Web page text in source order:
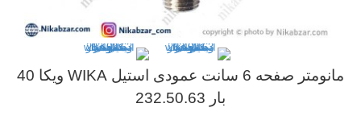
مانومتر صفحه 6 سانت عمودی استیل WIKA ویکا 40
بار 232.50.63